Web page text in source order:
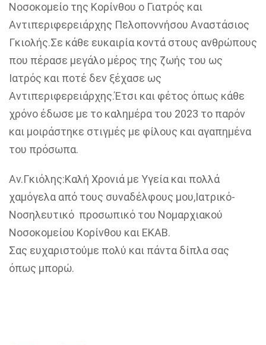
Νοσοκομείο της Κορίνθου ο Γιατρός και
Αντιπεριφερειάρχης Πελοποννήσου Αναστάσιος
Γκιολής.Σε κάθε ευκαιρία κοντά στους ανθρώπους
που πέρασε μεγάλο μέρος της ζωής του ως
Ιατρός και ποτέ δεν ξέχασε ως
Αντιπεριφερειάρχης.Έτσι και φέτος όπως κάθε
χρόνο έδωσε με το καλημέρα του 2023 το παρόν
και μοιράστηκε στιγμές με φίλους και αγαπημένα
του πρόσωπα.
Αν.Γκιόλης:Καλή Χρονιά με Υγεία και πολλά
χαμόγελα από τους συναδέλφους μου,Ιατρικό-
Νοσηλευτικό προσωπικό του Νομαρχιακού
Νοσοκομείου Κορίνθου και ΕΚΑΒ.
Σας ευχαριστούμε πολύ και πάντα δίπλα σας
όπως μπορώ.